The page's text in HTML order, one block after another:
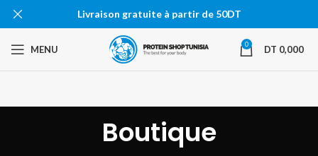
MENU 0 DT 0,000
Boutique
Livraison gratuite à partir de 50DT